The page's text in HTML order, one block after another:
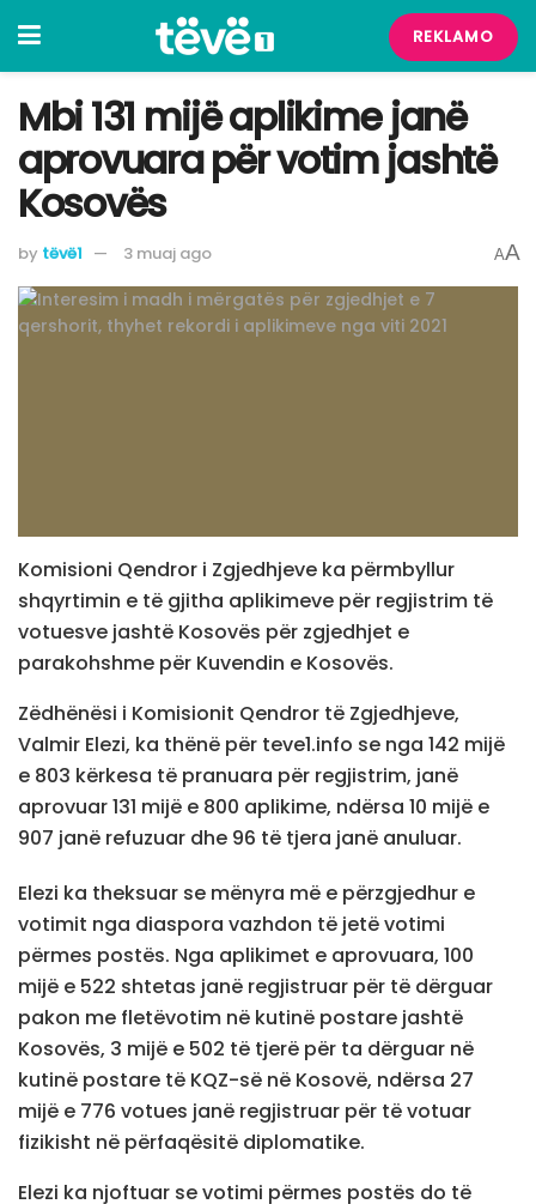
REKLAMO
Mbi 131 mijë aplikime janë
aprovuara për votim jashtë
Kosovës
by tëvë1 3 muaj ago AA
Komisioni Qendror i Zgjedhjeve ka përmbyllur
shqyrtimin e të gjitha aplikimeve për regjistrim të
votuesve jashtë Kosovës për zgjedhjet e
parakohshme për Kuvendin e Kosovës.
Zëdhënësi i Komisionit Qendror të Zgjedhjeve,
Valmir Elezi, ka thënë për teve1.info se nga 142 mijë
e 803 kërkesa të pranuara për regjistrim, janë
aprovuar 131 mijë e 800 aplikime, ndërsa 10 mijë e
907 janë refuzuar dhe 96 të tjera janë anuluar.
Elezi ka theksuar se mënyra më e përzgjedhur e
votimit nga diaspora vazhdon të jetë votimi
përmes postës. Nga aplikimet e aprovuara, 100
mijë e 522 shtetas janë regjistruar për të dërguar
pakon me fletëvotim në kutinë postare jashtë
Kosovës, 3 mijë e 502 të tjerë për ta dërguar në
kutinë postare të KQZ-së në Kosovë, ndërsa 27
mijë e 776 votues janë regjistruar për të votuar
fizikisht në përfaqësitë diplomatike.
Elezi ka njoftuar se votimi përmes postës do të